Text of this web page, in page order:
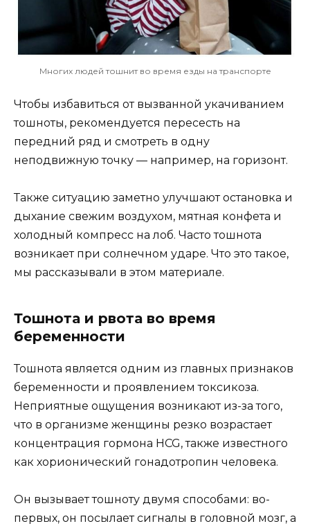
Многих людей тошнит во время езды на транспорте
Чтобы избавиться от вызванной укачиванием
тошноты, рекомендуется пересесть на
передний ряд и смотреть в одну
неподвижную точку — например, на горизонт.
Также ситуацию заметно улучшают остановка и
дыхание свежим воздухом, мятная конфета и
холодный компресс на лоб. Часто тошнота
возникает при солнечном ударе. Что это такое,
мы рассказывали в этом материале.
Тошнота и рвота во время
беременности
Тошнота является одним из главных признаков
беременности и проявлением токсикоза.
Неприятные ощущения возникают из-за того,
что в организме женщины резко возрастает
концентрация гормона HCG, также известного
как хорионический гонадотропин человека.
Он вызывает тошноту двумя способами: во-
первых, он посылает сигналы в головной мозг, а